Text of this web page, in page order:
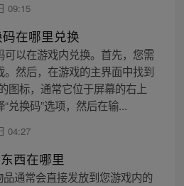
09:15
在哪里兑换
以在游戏内兑换。首先，您需
然后，在游戏的主界面中找到
图标，通常它位于屏幕的右上
兑换码”选项，然后在输...
04:27
西在哪里
通常会直接发放到您游戏内的